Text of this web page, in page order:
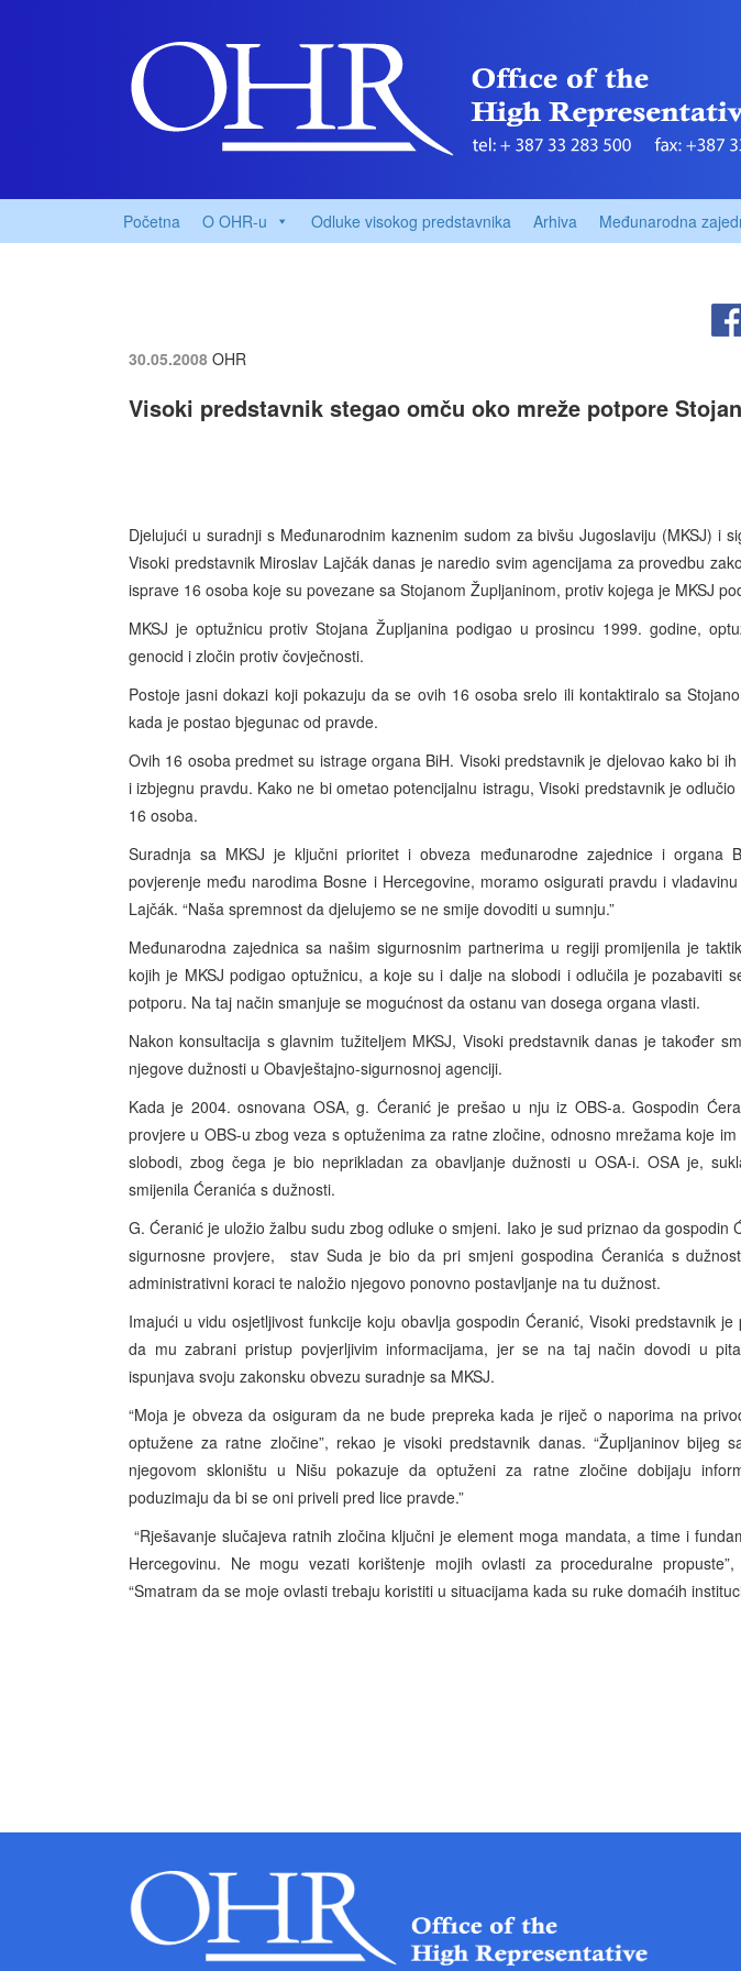
Početna O OHR-u Odluke visokog predstavnika Arhiva Međunarodna
30.05.2008 OHR
Visoki predstavnik stegao omču oko mreže potpore
Djelujući u suradnji s Međunarodnim kaznenim sudom za bivšu Jugoslaviju (MKSJ) i
Visoki predstavnik Miroslav Lajčák danas je naredio svim agencijama za provedbu
isprave 16 osoba koje su povezane sa Stojanom Župljaninom, protiv kojega je MKSJ
MKSJ je optužnicu protiv Stojana Župljanina podigao u prosincu 1999. godine,
genocid i zločin protiv čovječnosti.
Postoje jasni dokazi koji pokazuju da se ovih 16 osoba srelo ili kontaktiralo sa
kada je postao bjegunac od pravde.
Ovih 16 osoba predmet su istrage organa BiH. Visoki predstavnik je djelovao kako bi
i izbjegnu pravdu. Kako ne bi ometao potencijalnu istragu, Visoki predstavnik je
16 osoba.
Suradnja sa MKSJ je ključni prioritet i obveza međunarodne zajednice i organa
povjerenje među narodima Bosne i Hercegovine, moramo osigurati pravdu i
Lajčák. “Naša spremnost da djelujemo se ne smije dovoditi u sumnju.”
Međunarodna zajednica sa našim sigurnosnim partnerima u regiji promijenila je
kojih je MKSJ podigao optužnicu, a koje su i dalje na slobodi i odlučila je pozabaviti
potporu. Na taj način smanjuje se mogućnost da ostanu van dosega organa vlasti.
Nakon konsultacija s glavnim tužiteljem MKSJ, Visoki predstavnik danas je također
njegove dužnosti u Obavještajno-sigurnosnoj agenciji.
Kada je 2004. osnovana OSA, g. Ćeranić je prešao u nju iz OBS-a. Gospodin
provjere u OBS-u zbog veza s optuženima za ratne zločine, odnosno mrežama koje
slobodi, zbog čega je bio neprikladan za obavljanje dužnosti u OSA-i. OSA je,
smijenila Ćeranića s dužnosti.
G. Ćeranić je uložio žalbu sudu zbog odluke o smjeni. Iako je sud priznao da gospodin
sigurnosne provjere, stav Suda je bio da pri smjeni gospodina Ćeranića s
administrativni koraci te naložio njegovo ponovno postavljanje na tu dužnost.
Imajući u vidu osjetljivost funkcije koju obavlja gospodin Ćeranić, Visoki predstavnik
da mu zabrani pristup povjerljivim informacijama, jer se na taj način dovodi u
ispunjava svoju zakonsku obvezu suradnje sa MKSJ.
“Moja je obveza da osiguram da ne bude prepreka kada je riječ o naporima na
optužene za ratne zločine”, rekao je visoki predstavnik danas. “Župljaninov bijeg
njegovom skloništu u Nišu pokazuje da optuženi za ratne zločine dobijaju
poduzimaju da bi se oni priveli pred lice pravde.”
“Rješavanje slučajeva ratnih zločina ključni je element moga mandata, a time i
Hercegovinu. Ne mogu vezati korištenje mojih ovlasti za proceduralne
“Smatram da se moje ovlasti trebaju koristiti u situacijama kada su ruke domaćih